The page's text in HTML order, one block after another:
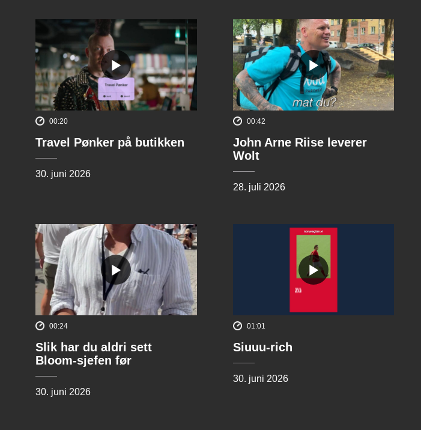
00:20
Travel Pønker på butikken
30. juni 2026
00:42
John Arne Riise leverer
Wolt
28. juli 2026
00:24
Slik har du aldri sett
Bloom-sjefen før
30. juni 2026
01:01
Siuuu-rich
30. juni 2026